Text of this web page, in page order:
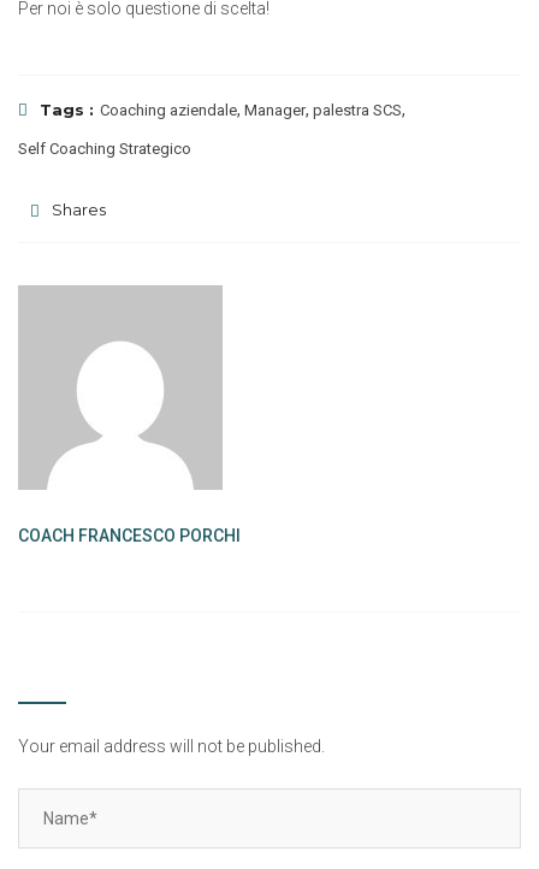
Per noi è solo questione di scelta!
Tags : Coaching aziendale, Manager, palestra SCS,
Self Coaching Strategico
Shares
COACH FRANCESCO PORCHI
Your email address will not be published.